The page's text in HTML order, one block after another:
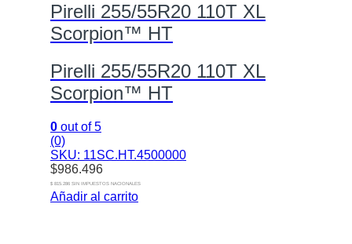
Pirelli 255/55R20 110T XL
Scorpion™ HT
Pirelli 255/55R20 110T XL
Scorpion™ HT
0 out of 5
(0)
SKU: 11SC.HT.4500000
$986.496
$ 815.286 SIN IMPUESTOS NACIONALES
Añadir al carrito